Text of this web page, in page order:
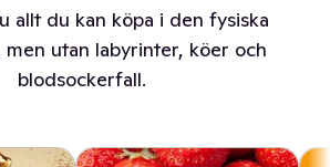
allt du kan köpa i den fysiska
men utan labyrinter, köer och
blodsockerfall.